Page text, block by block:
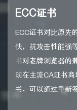
ECC证书
ECC证书对比原先
快，抗攻击性能强
书对老牌浏览器的
现在主流CA证书
书，可以通过重新